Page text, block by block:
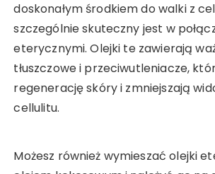
doskonałym środkiem do walki z
szczególnie skuteczny jest w
eterycznymi. Olejki te zawierają
tłuszczowe i przeciwutleniacze,
regenerację skóry i zmniejszają
cellulitu.
Możesz również wymieszać olejki